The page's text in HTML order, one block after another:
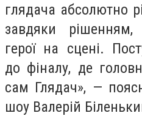
глядача абсолютно
завдяки
герої на сцені.
до фіналу, де
сам Глядач», —
шоу Валерій